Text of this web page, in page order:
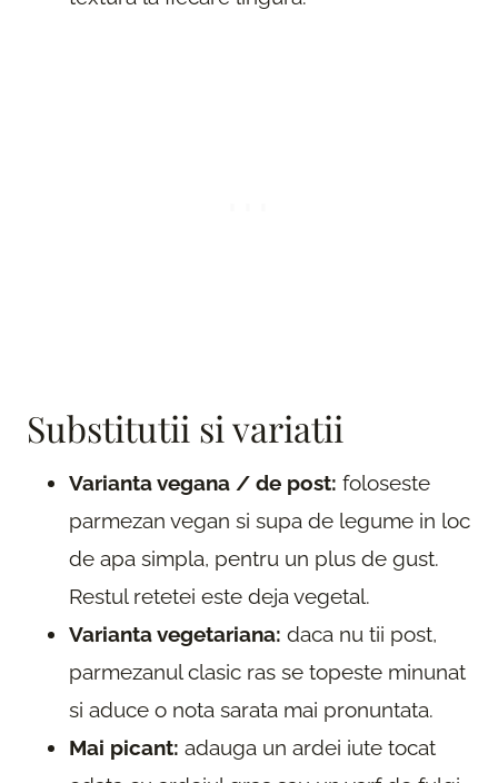
Substitutii si variatii
Varianta vegana / de post: foloseste
parmezan vegan si supa de legume in loc
de apa simpla, pentru un plus de gust.
Restul retetei este deja vegetal.
Varianta vegetariana: daca nu tii post,
parmezanul clasic ras se topeste minunat
si aduce o nota sarata mai pronuntata.
Mai picant: adauga un ardei iute tocat